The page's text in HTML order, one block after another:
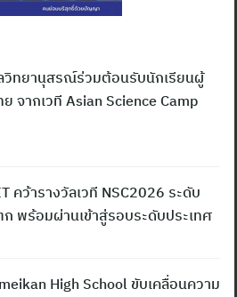
วิทยานุสรณ์ร่วมต้อนรับนักเรียนผู้
ย จากเวที Asian Science Camp
คว้ารางวัลเวที NSC2026 ระดับ
พร้อมผ่านเข้าสู่รอบระดับประเทศ
High School ขับเคลื่อนความ